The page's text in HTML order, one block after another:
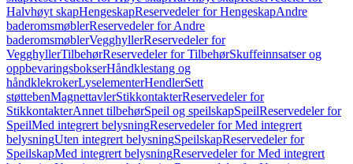
Halvhøyt skapHengeskapReservedeler for HengeskapAndre
baderomsmøblerReservedeler for Andre
baderomsmøblerVegghyllerReservedeler for
VegghyllerTilbehørReservedeler for TilbehørSkuffeinnsatser og
oppbevaringsbokserHåndklestang og
håndklekrokerLyselementerHendlerSett
støttebenMagnettavlerStikkontakterReservedeler for
StikkontakterAnnet tilbehørSpeil og speilskapSpeilReservedeler for
SpeilMed integrert belysningReservedeler for Med integrert
belysningUten integrert belysningSpeilskapReservedeler for
SpeilskapMed integrert belysningReservedeler for Med integrert